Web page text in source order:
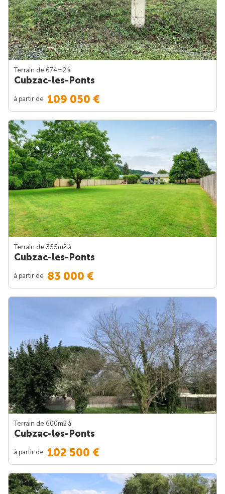
Terrain de 674m2 à
Cubzac-les-Ponts
à partir de 109 050 €
Terrain de 355m2 à
Cubzac-les-Ponts
à partir de 83 000 €
Terrain de 600m2 à
Cubzac-les-Ponts
à partir de 102 500 €